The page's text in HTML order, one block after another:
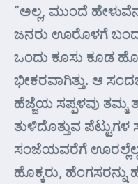
“ಅಲ್ಲ, ಮುಂದೆ
ಜನರು ಊರೊಳಗೆ
ಒಂದು ಕೂಸು ಕೂಡ
ಭೀಕರವಾಗಿತ್ತು. ಆ
ಹೆಜ್ಜೆಯ ಸಪ್ಪಳವು ತಮ್ಮ
ತುಳಿದೊತ್ತುವ ಪೆಟ್ಟುಗಳ
ಸಂಜೆಯವರೆಗೆ
ಹೊಕ್ಕರು, ಹೆಂಗಸರನ್ನು